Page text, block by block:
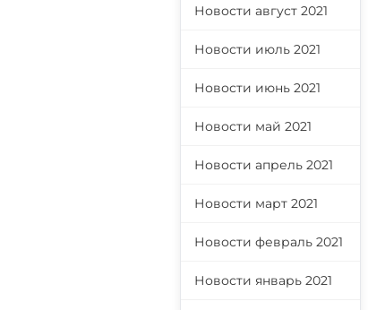
Новости август 2021
Новости июль 2021
Новости июнь 2021
Новости май 2021
Новости апрель 2021
Новости март 2021
Новости февраль 2021
Новости январь 2021